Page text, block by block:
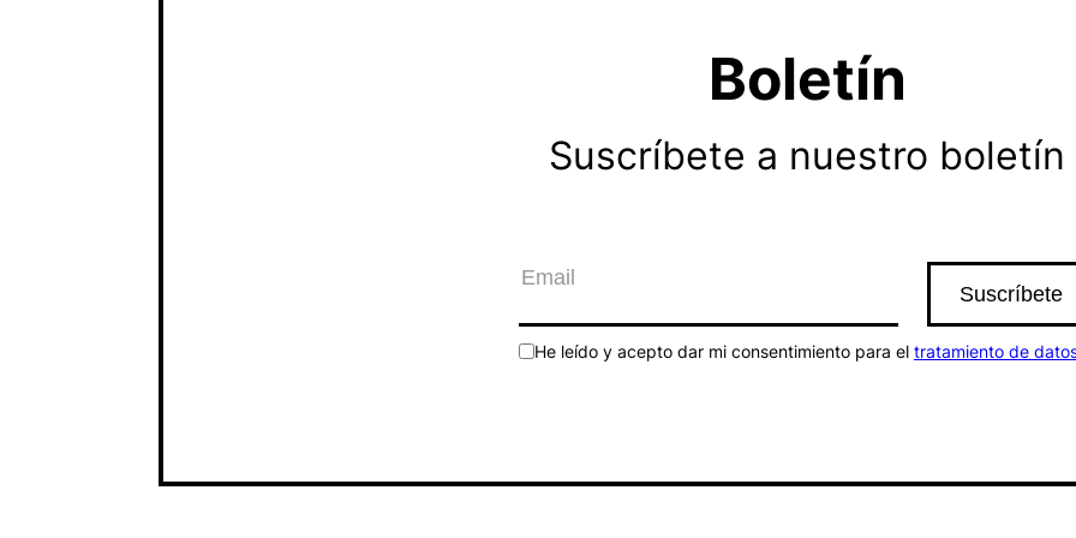
Boletín
Suscríbete a nuestro boletín
He leído y acepto dar mi consentimiento para el tratamiento de